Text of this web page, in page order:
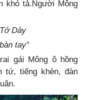
khó tả.Người Mông
Dày
tay”
gái Mông ô hồng
tứ, tiếng khèn, đàn